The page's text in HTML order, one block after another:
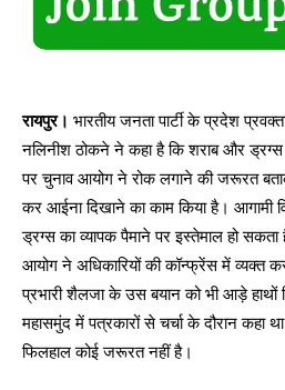
रायपुर। भारतीय जनता पार्टी के प्रदेश
नलिनीश ठोकने ने कहा है कि शराब और
पर चुनाव आयोग ने रोक लगाने की जरूरत
कर आईना दिखाने का काम किया है। आगामी
ड्रग्स का व्यापक पैमाने पर इस्तेमाल हो
आयोग ने अधिकारियों की कॉन्फ्रेंस में व्यक्त
प्रभारी शैलजा के उस बयान को भी आड़े हाथों
महासमुंद में पत्रकारों से चर्चा के दौरान कहा
फिलहाल कोई जरूरत नहीं है।